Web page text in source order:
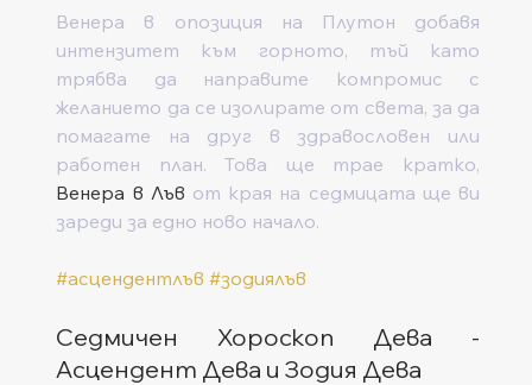
Венера в опозиция на Плутон добавя
интензитет към горното, тъй като
трябва да направите компромис с
желанието да се изолирате от света, за да
помагате на друг в здравословен или
Венера в Лъв от края на седмицата ще ви
зареди за едно ново начало.
#асцендентлъв #зодиялъв
Седмичен Хороскоп Дева -
Асцендент Дева и Зодия Дева